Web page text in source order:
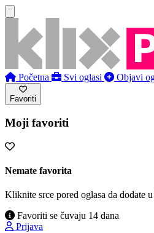
Početna Svi oglasi Objavi
Favoriti
Moji favoriti
Nemate favorita
Kliknite srce pored oglasa da dodate
Favoriti se čuvaju 14 dana
Prijava